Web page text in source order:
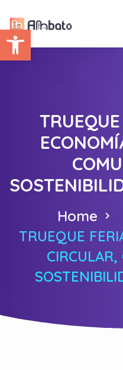
Abrir barra
Home
TRUEQUE